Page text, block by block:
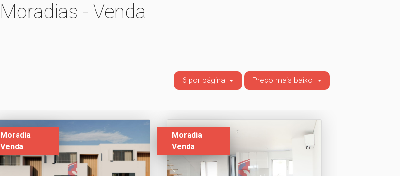
Moradias - Venda
6 por página Preço mais baixo
Moradia
Venda
Moradia
Venda